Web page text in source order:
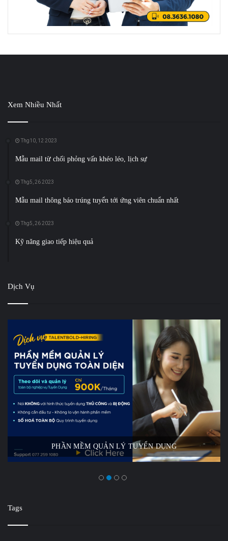
Xem Nhiều Nhất
Thg10, 12 2023
Mẫu mail từ chối phỏng vấn khéo léo, lịch sự
Thg5, 26 2023
Mẫu mail thông báo trúng tuyển tới ứng viên chuẩn nhất
Thg5, 26 2023
Kỹ năng giao tiếp hiệu quả
Dịch Vụ
PHẦN MỀM QUẢN LÝ TUYỂN DỤNG
Tags